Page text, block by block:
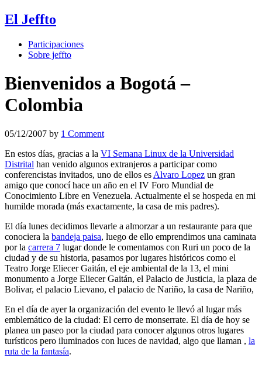
El Jeffto
Participaciones
Sobre jeffto
Bienvenidos a Bogotá –
Colombia
05/12/2007 by 1 Comment
En estos días, gracias a la VI Semana Linux de la Universidad
Distrital han venido algunos extranjeros a participar como
conferencistas invitados, uno de ellos es Alvaro Lopez un gran
amigo que conocí hace un año en el IV Foro Mundial de
Conocimiento Libre en Venezuela. Actualmente el se hospeda en mi
humilde morada (más exactamente, la casa de mis padres).
El día lunes decidimos llevarle a almorzar a un restaurante para que
conociera la bandeja paisa, luego de ello emprendimos una caminata
por la carrera 7 lugar donde le comentamos con Ruri un poco de la
ciudad y de su historia, pasamos por lugares históricos como el
Teatro Jorge Eliecer Gaitán, el eje ambiental de la 13, el mini
monumento a Jorge Eliecer Gaitán, el Palacio de Justicia, la plaza de
Bolivar, el palacio Lievano, el palacio de Nariño, la casa de Nariño,
En el día de ayer la organización del evento le llevó al lugar más
emblemático de la ciudad: El cerro de monserrate. El día de hoy se
planea un paseo por la ciudad para conocer algunos otros lugares
turísticos pero iluminados con luces de navidad, algo que llaman , la
ruta de la fantasía.